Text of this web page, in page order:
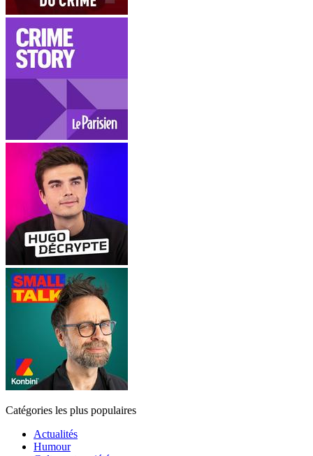
Catégories les plus populaires
Actualités
Humour